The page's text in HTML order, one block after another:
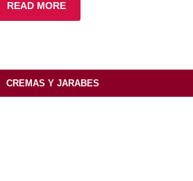
READ MORE
CREMAS Y JARABES